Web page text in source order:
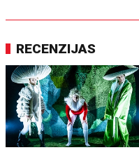
RECENZIJAS